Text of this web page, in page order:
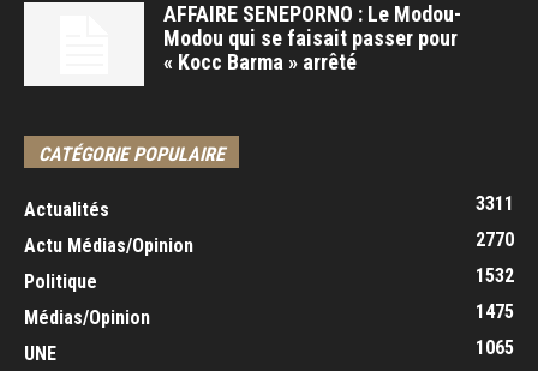
AFFAIRE SENEPORNO : Le Modou-
Modou qui se faisait passer pour
« Kocc Barma » arrêté
CATÉGORIE POPULAIRE
Actualités
3311
Actu Médias/Opinion
2770
Politique
1532
Médias/Opinion
1475
UNE
1065